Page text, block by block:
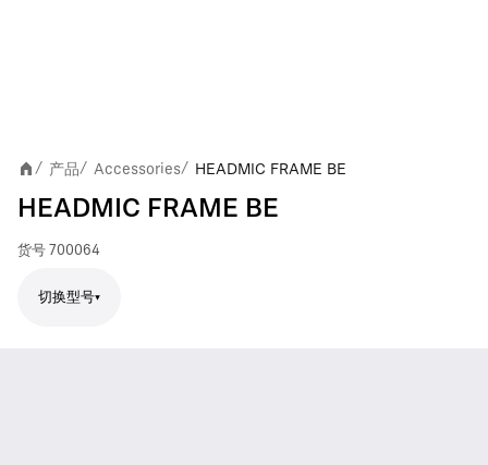
/ 产品/ Accessories/ HEADMIC FRAME BE
HEADMIC FRAME BE
货号 700064
切换型号